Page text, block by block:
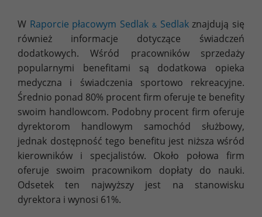
W Raporcie płacowym Sedlak &Sedlakznajdują się
również informacje dotyczące świadczeń
dodatkowych. Wśród pracowników sprzedaży
popularnymi benefitami są dodatkowa opieka
medyczna i świadczenia sportowo rekreacyjne.
Średnio ponad 80% procent firm oferuje te benefity
swoim handlowcom. Podobny procent firm oferuje
dyrektorom handlowym samochód służbowy,
jednak dostępność tego benefitu jest niższa wśród
kierowników i specjalistów. Około połowa firm
oferuje swoim pracownikom dopłaty do nauki.
Odsetek ten najwyższy jest na stanowisku
dyrektora i wynosi 61%.